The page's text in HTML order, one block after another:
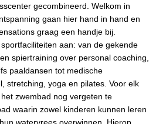
gecombineerd. Welkom in
gaan hier hand in hand en
graag een handje bij.
aan: van de gekende
spiertraining over personal coaching,
paaldansen tot medische
stretching, yoga en pilates. Voor elk
zwembad nog vergeten te
waarin zowel kinderen kunnen leren
watervrees overwinnen. Hierop